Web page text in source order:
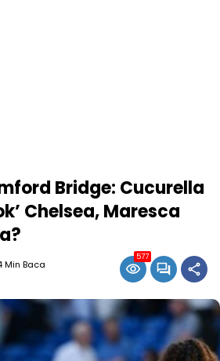
Bridge: Cucurella
Chelsea, Maresca
Min Baca
577